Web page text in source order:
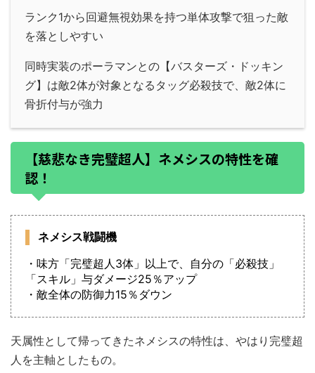
ランク1から回避無視効果を持つ単体攻撃で狙った敵
を落としやすい
同時実装のポーラマンとの【バスターズ・ドッキン
グ】は敵2体が対象となるタッグ必殺技で、敵2体に
骨折付与が強力
【慈悲なき完璧超人】ネメシスの特性を確
認！
ネメシス戦闘機
・味方「完璧超人3体」以上で、自分の「必殺技」
「スキル」与ダメージ25％アップ
・敵全体の防御力15％ダウン
天属性として帰ってきたネメシスの特性は、やはり完璧超
人を主軸としたもの。